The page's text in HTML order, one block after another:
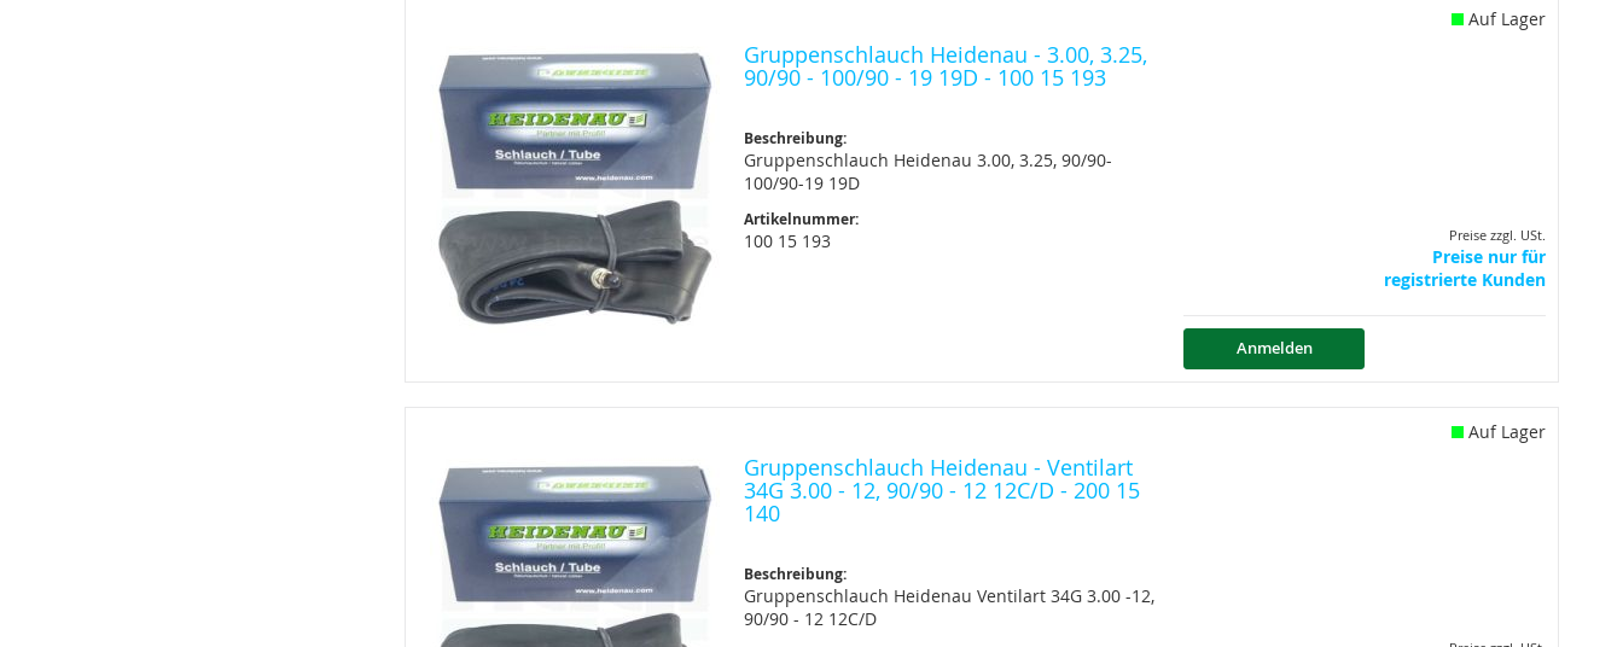
Gruppenschlauch Heidenau - 3.00, 3.25,
90/90 - 100/90 - 19 19D - 100 15 193
Beschreibung:
Gruppenschlauch Heidenau 3.00, 3.25, 90/90-
100/90-19 19D
Artikelnummer:
100 15 193
Auf Lager
Preise zzgl. USt.
Preise nur für
registrierte Kunden
Anmelden
Gruppenschlauch Heidenau - Ventilart
34G 3.00 - 12, 90/90 - 12 12C/D - 200 15
140
Beschreibung:
Gruppenschlauch Heidenau Ventilart 34G 3.00 -12,
90/90 - 12 12C/D
Auf Lager